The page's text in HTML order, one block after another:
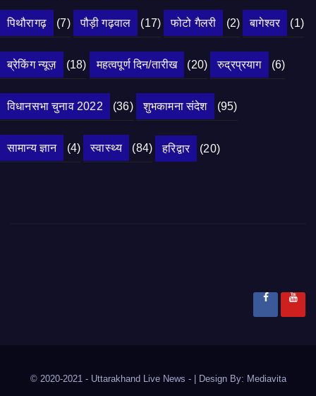
पिथौरागढ़ (7) पौड़ी गढ़वाल (17) फोटो गैलरी (2) बागेश्वर (1)
ब्रेकिंग न्यूज़ (18) महत्वपूर्ण दिन/तारीख (20) रुद्रप्रयाग (6)
विधानसभा चुनाव 2022 (36) शुभकामना संदेश (95)
सामान्य ज्ञान (4) स्वास्थ्य (84) हरिद्वार (20)
© 2020-2021 - Uttarakhand Live News - Design By: Mediavita